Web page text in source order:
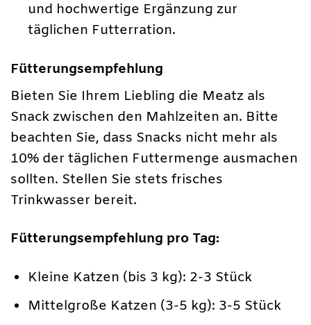
und hochwertige Ergänzung zur
täglichen Futterration.
Fütterungsempfehlung
Bieten Sie Ihrem Liebling die Meatz als
Snack zwischen den Mahlzeiten an. Bitte
beachten Sie, dass Snacks nicht mehr als
10% der täglichen Futtermenge ausmachen
sollten. Stellen Sie stets frisches
Trinkwasser bereit.
Fütterungsempfehlung pro Tag:
Kleine Katzen (bis 3 kg): 2-3 Stück
Mittelgroße Katzen (3-5 kg): 3-5 Stück